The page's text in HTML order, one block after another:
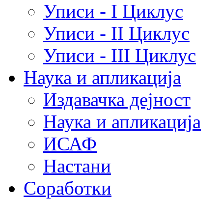
Уписи - I Циклус
Уписи - II Циклус
Уписи - III Циклус
Наука и апликација
Издавачка дејност
Наука и апликација
ИСАФ
Настани
Соработки